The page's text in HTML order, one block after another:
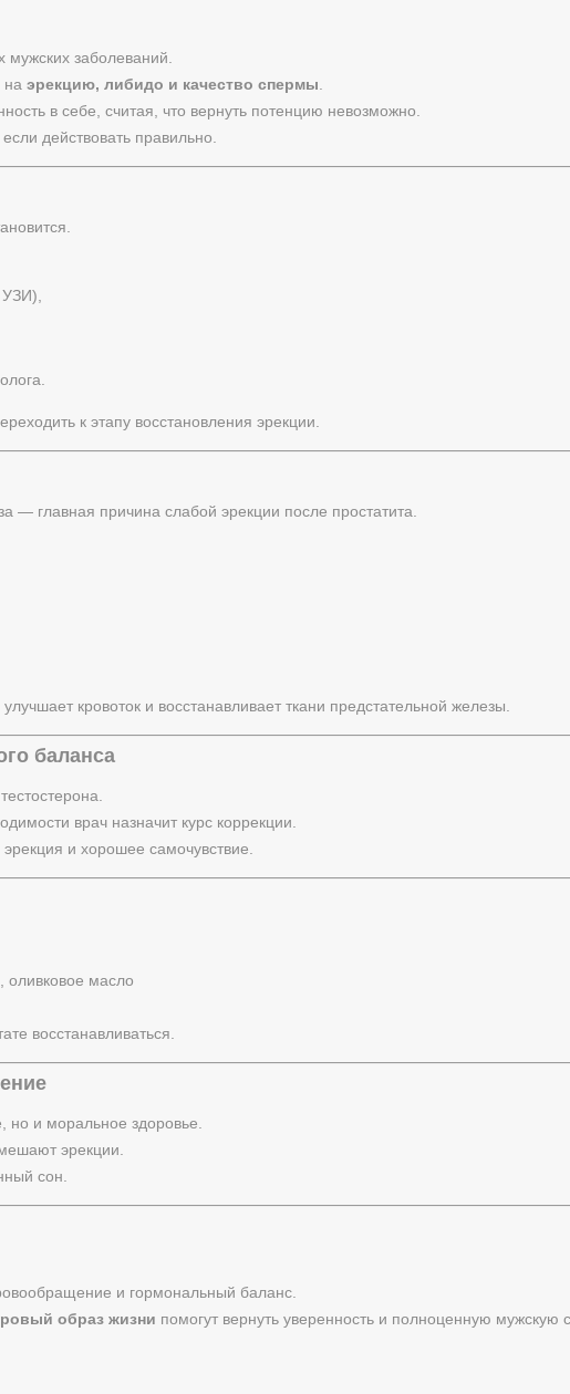
заболеваний.
на эрекцию, либидо и качество спермы
в себе, считая, что вернуть потенцию невозможно.
, если действовать правильно.
к этапу восстановления эрекции.
— главная причина слабой эрекции после простатита.
улучшает кровоток и восстанавливает ткани предстательной железы.
баланса
врач назначит курс коррекции.
и хорошее самочувствие.
оливковое масло
восстанавливаться.
но и моральное здоровье.
эрекции.
сон.
и гормональный баланс.
образ жизни помогут вернуть уверенность и полноценную мужскую